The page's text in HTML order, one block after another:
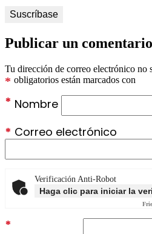
Publicar un comentario
Tu dirección de correo electrónico no
obligatorios están marcados con
*
Nombre
*
Correo electrónico
*
Verificación Anti-Robot
Haga clic para iniciar la
*